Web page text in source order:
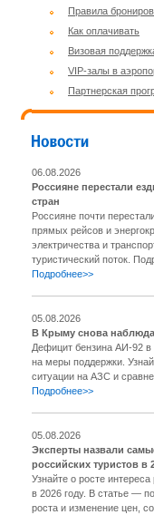
Правила
Как оплачивать
Визовая
VIP-залы в
Партнерская
06.08.2026
Россияне перестали
стран
Россияне почти
прямых рейсов и
электричества и
туристический поток.
Подробнее>>
05.08.2026
В Крыму снова
Дефицит бензина АИ-92
на меры поддержки.
ситуации на АЗС и
Подробнее>>
05.08.2026
Эксперты назвали
российских туристов в
Узнайте о росте
в 2026 году. В статье —
роста и изменение цен,